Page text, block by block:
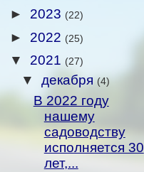
► 2023 (22)
► 2022 (25)
▼ 2021 (27)
▼декабря(4)
В 2022 году
нашему
садоводству
исполняется 30
лет,...